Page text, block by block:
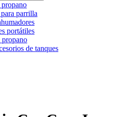
propano
parrilla
portátiles
propano
de tanques